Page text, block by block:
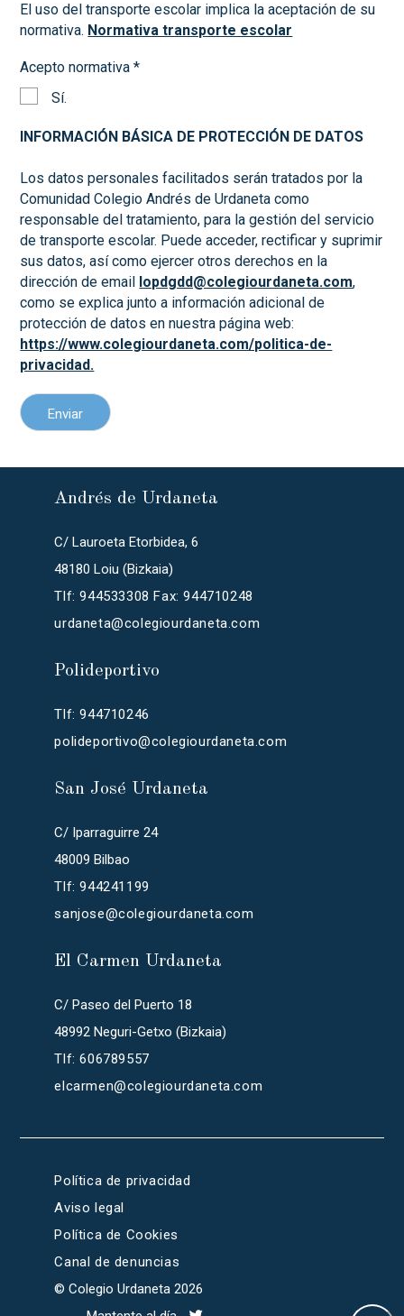
El uso del transporte escolar implica la aceptación de su
normativa. Normativa transporte escolar
Acepto normativa*
Sí.
INFORMACIÓN BÁSICA DE PROTECCIÓN DE DATOS
Los datos personales facilitados serán tratados por la
Comunidad Colegio Andrés de Urdaneta como
responsable del tratamiento, para la gestión del servicio
de transporte escolar. Puede acceder, rectificar y suprimir
sus datos, así como ejercer otros derechos en la
dirección de email lopdgdd@colegiourdaneta.com,
como se explica junto a información adicional de
protección de datos en nuestra página web:
https://www.colegiourdaneta.com/politica-de-
privacidad.
Enviar
Andrés de Urdaneta
C/ Lauroeta Etorbidea, 6
48180 Loiu (Bizkaia)
Tlf: 944533308 Fax: 944710248
urdaneta@colegiourdaneta.com
Polideportivo
Tlf: 944710246
polideportivo@colegiourdaneta.com
San José Urdaneta
C/ Iparraguirre 24
48009 Bilbao
Tlf: 944241199
sanjose@colegiourdaneta.com
El Carmen Urdaneta
C/ Paseo del Puerto 18
48992 Neguri-Getxo (Bizkaia)
Tlf: 606789557
elcarmen@colegiourdaneta.com
Política de privacidad
Aviso legal
Política de Cookies
Canal de denuncias
© Colegio Urdaneta 2026